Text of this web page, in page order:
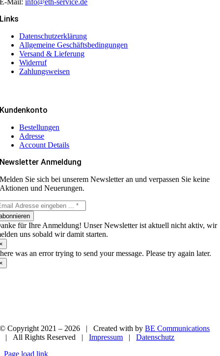
E-Mail:info@eth-service.de
Links
Datenschutzerklärung
Allgemeine Geschäftsbedingungen
Versand & Lieferung
Widerruf
Zahlungsweisen
Kundenkonto
Bestellungen
Adresse
Account Details
Newsletter Anmeldung
Melden Sie sich bei unserem Newsletter an und verpassen Sie keine
Aktionen und Neuerungen.
für Ihre Anmeldung! Unser Newsletter ist aktuell nicht aktiv, wir
uns sobald wir damit starten.
was an error trying to send your message. Please try again later.
© Copyright 2021 – 2026 | Created withbyBE Communications
| All Rights Reserved |Impressum |Datenschutz
Page load link